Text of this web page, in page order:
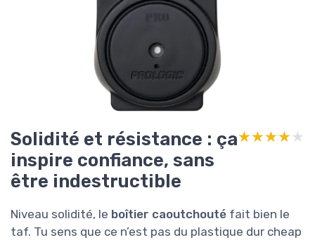
Solidité et résistance : ça
inspire confiance, sans
être indestructible
★★★★★
★★★★★
Niveau solidité, le boîtier caoutchouté fait bien le
taf. Tu sens que ce n’est pas du plastique dur cheap